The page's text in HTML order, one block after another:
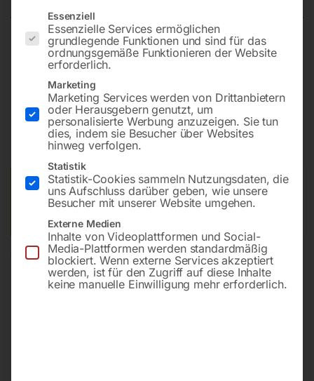
Nenndrehzahl 1: 180 – 380 mm
240,00
inkl. MwSt. zzgl.Versandkosten
Lieferzeit:ca. 2 - 3 Tage
Versandkosten Standard (Österreich): €10,00
Bitte beachten Sie: Die Versandkosten gelten für Österreich.
Andere Länder können abweichen.
In den Warenkorb
Es folgt eine Liste der Service-Gruppen, für die eine
Essenziell
Essenzielle Services ermöglichen
grundlegende Funktionen und sind für das
ordnungsgemäße Funktionieren der Website
erforderlich.
Marketing
Marketing Services werden von Drittanbietern
oder Herausgebern genutzt, um
personalisierte Werbung anzuzeigen. Sie tun
dies, indem sie Besucher über Websites
hinweg verfolgen.
Statistik
Statistik-Cookies sammeln Nutzungsdaten, die
uns Aufschluss darüber geben, wie unsere
Besucher mit unserer Website umgehen.
Externe Medien
Inhalte von Videoplattformen und Social-
Media-Plattformen werden standardmäßig
blockiert. Wenn externe Services akzeptiert
werden, ist für den Zugriff auf diese Inhalte
keine manuelle Einwilligung mehr erforderlich.